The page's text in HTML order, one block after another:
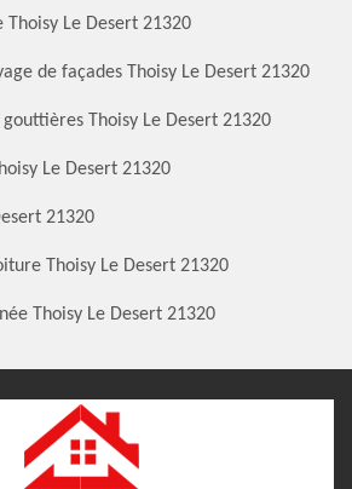
Le Desert 21320
de façades Thoisy Le Desert 21320
Thoisy Le Desert 21320
Le Desert 21320
21320
Thoisy Le Desert 21320
Thoisy Le Desert 21320